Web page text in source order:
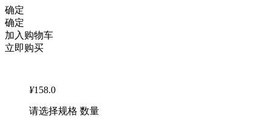
确定
确定
加入购物车
立即购买
¥158.0
请选择规格 数量